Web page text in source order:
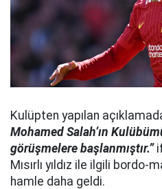
Kulüpten yapılan
Mohamed Salah’ın
görüşmelere başlanmıştır.”
Mısırlı yıldız ile ilgili bordo-
hamle daha geldi.